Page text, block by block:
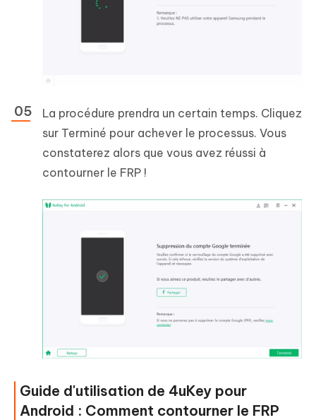
La procédure prendra un certain temps. Cliquez
sur Terminé pour achever le processus. Vous
constaterez alors que vous avez réussi à
contourner le FRP !
Guide d'utilisation de 4uKey pour
Android : Comment contourner le FRP